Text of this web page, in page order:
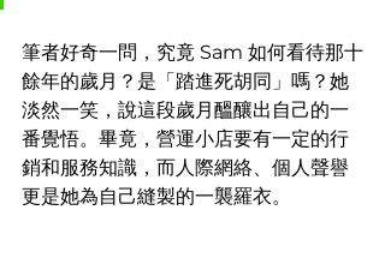
筆者好奇一問，究竟 Sam 如何看待那十
餘年的歲月？是「踏進死胡同」嗎？她
淡然一笑，說這段歲月醞釀出自己的一
番覺悟。畢竟，營運小店要有一定的行
銷和服務知識，而人際網絡、個人聲譽
更是她為自己縫製的一襲羅衣。